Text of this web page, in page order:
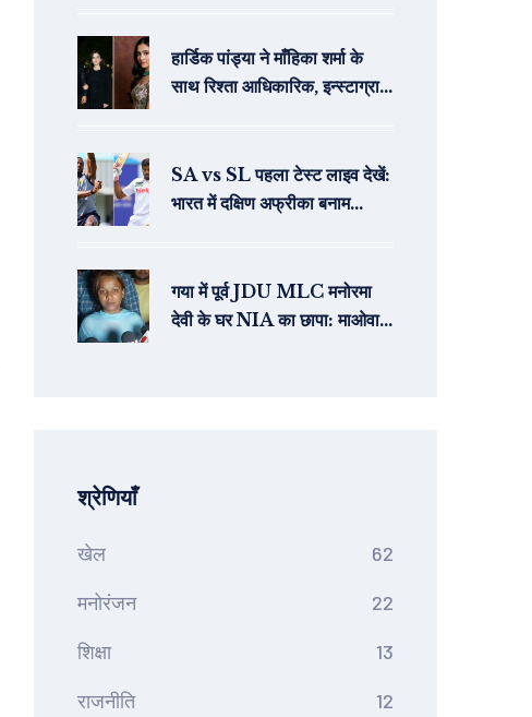
हार्डिक पांड्या ने माँहिका शर्मा के
साथ रिश्ता आधिकारिक, इन्स्टाग्राम
SA vs SL पहला टेस्ट लाइव देखें:
भारत में दक्षिण अफ्रीका बनाम
गया में पूर्व JDU MLC मनोरमा
देवी के घर NIA का छापा: माओवादी
श्रेणियाँ
खेल 62
मनोरंजन 22
शिक्षा 13
राजनीति 12